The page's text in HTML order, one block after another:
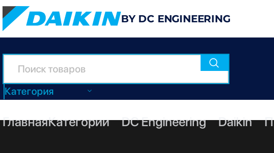
BY DC ENGINEERING
Категория
ГлавнаяКатегории DC Engineering Daikin